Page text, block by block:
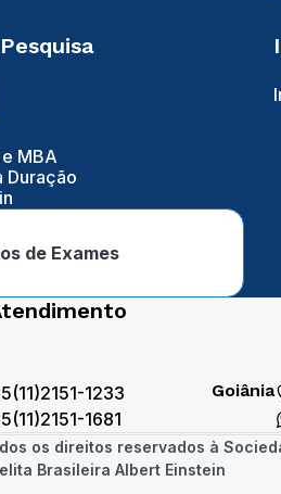
MBA
Duração
de Exames
1233
1681
Goiânia
os direitos reservados à
Brasileira Albert Einstein